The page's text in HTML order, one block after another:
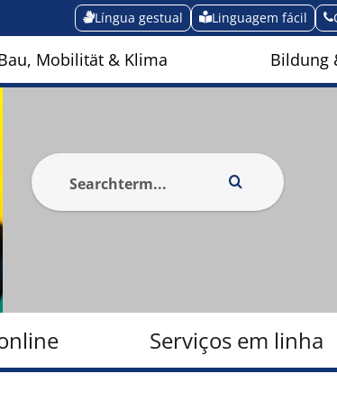
Língua gestual Linguagem fácil
Mobilität & Klima Bildung
Serviços em linha